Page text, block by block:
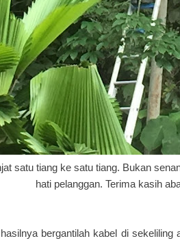
satu tiang ke satu tiang. Bukan
hati pelanggan. Terima kasih
bergantilah kabel di